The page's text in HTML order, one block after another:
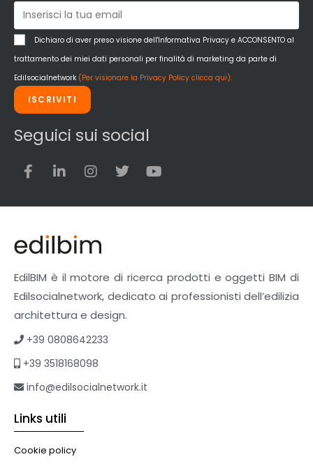
Dichiaro di aver preso visione dell'Informativa Privacy e ACCONSENTO al
trattamento dei miei dati personali per finalità di marketing da parte di
Edilsocialnetwork (Per visionare la Privacy Policy clicca qui).
ISCRIVITI
Seguici sui social
EdilBIM è il motore di ricerca prodotti e oggetti BIM di
Edilsocialnetwork, dedicato ai professionisti dell’edilizia
architettura e design.
+39 0808642233
+39 3518168098
info@edilsocialnetwork.it
Links utili
Cookie policy